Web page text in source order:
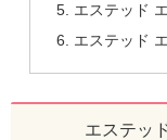
エステッド
エステッド
エステッ